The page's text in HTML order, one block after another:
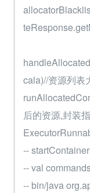
cala)//资源列表
后的资源,封装
--
-- val
-- bin/java